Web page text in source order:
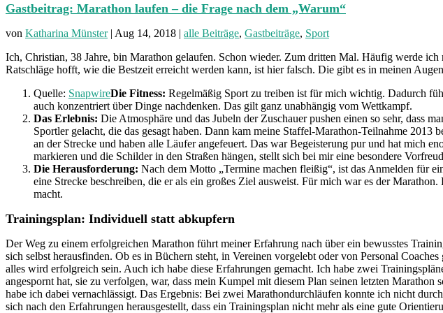
Gastbeitrag: Marathon laufen – die Frage nach dem „Warum“
von Katharina Münster| Aug 14, 2018 | alle Beiträge, Gastbeiträge, Sport
Ich, Christian, 38 Jahre, bin Marathon gelaufen. Schon wieder. Zum dritten Mal. Häufig werde
Ratschläge hofft, wie die Bestzeit erreicht werden kann, ist hier falsch. Die gibt es in meinen
Quelle: SnapwireDie Fitness: Regelmäßig Sport zu treiben ist für mich wichtig. Dadurch
auch konzentriert über Dinge nachdenken. Das gilt ganz unabhängig vom Wettkampf.
Das Erlebnis: Die Atmosphäre und das Jubeln der Zuschauer pushen einen so sehr, dass
Sportler gelacht, die das gesagt haben. Dann kam meine Staffel-Marathon-Teilnahme
an der Strecke und haben alle Läufer angefeuert. Das war Begeisterung pur und hat mich
markieren und die Schilder in den Straßen hängen, stellt sich bei mir eine besondere
Die Herausforderung: Nach dem Motto „Termine machen fleißig“, ist das Anmelden für
eine Strecke beschreiben, die er als ein großes Ziel ausweist. Für mich war es der
macht.
Trainingsplan: Individuell statt abkupfern
Der Weg zu einem erfolgreichen Marathon führt meiner Erfahrung nach über ein bewusstes
sich selbst herausfinden. Ob es in Büchern steht, in Vereinen vorgelebt oder von Personal
alles wird erfolgreich sein. Auch ich habe diese Erfahrungen gemacht. Ich habe zwei
angespornt hat, sie zu verfolgen, war, dass mein Kumpel mit diesem Plan seinen letzten
habe ich dabei vernachlässigt. Das Ergebnis: Bei zwei Marathondurchläufen konnte ich nicht
sich nach den Erfahrungen herausgestellt, dass ein Trainingsplan nicht mehr als eine gute